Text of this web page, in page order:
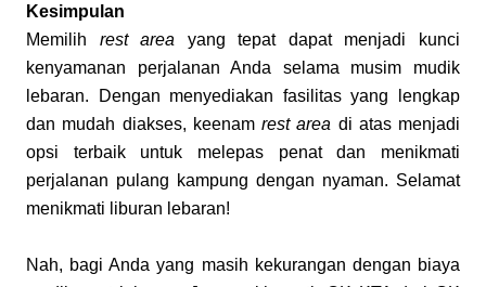
Kesimpulan
Memilih rest area yang tepat dapat menjadi kunci
kenyamanan perjalanan Anda selama musim mudik
lebaran. Dengan menyediakan fasilitas yang lengkap
dan mudah diakses, keenam rest area di atas menjadi
opsi terbaik untuk melepas penat dan menikmati
perjalanan pulang kampung dengan nyaman. Selamat
menikmati liburan lebaran!
Nah, bagi Anda yang masih kekurangan dengan biaya